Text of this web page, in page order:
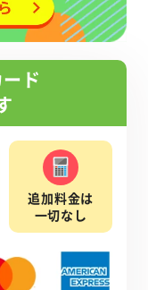
ド
追加料金は
一切なし